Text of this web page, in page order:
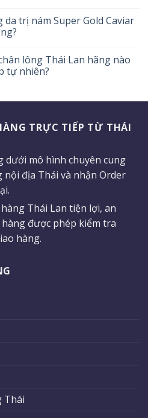
trị nám Super Gold Caviar
lông Thái Lan hãng nào
tự nhiên?
TRỰC TIẾP TỪ THÁI
dưới mô hình chuyên cung
nội địa Thái và nhận Order
Thái Lan tiện lợi, an
hàng được phép kiểm tra
hàng.
Thái